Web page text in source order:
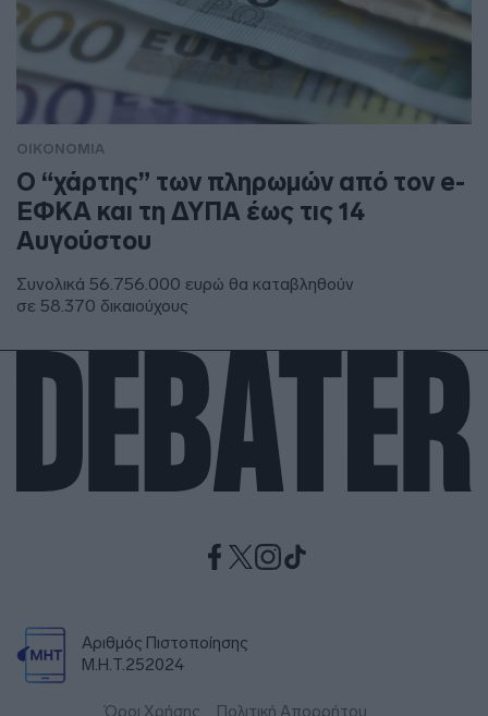
ΟΙΚΟΝΟΜΙΑ
Ο “χάρτης” των πληρωμών από τον e-
ΕΦΚΑ και τη ΔΥΠΑ έως τις 14
Αυγούστου
Συνολικά 56.756.000 ευρώ θα καταβληθούν
σε 58.370 δικαιούχους
Αριθμός Πιστοποίησης
Μ.Η.Τ.252024
Όροι Χρήσης Πολιτική Απορρήτου